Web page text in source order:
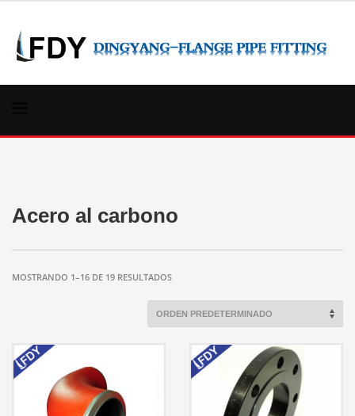
Acero al carbono
MOSTRANDO 1–16 DE 19 RESULTADOS